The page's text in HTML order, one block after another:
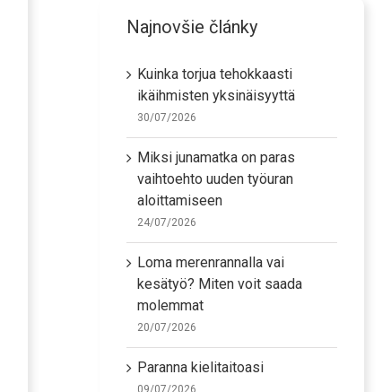
Najnovšie články
Kuinka torjua tehokkaasti
ikäihmisten yksinäisyyttä
30/07/2026
Miksi junamatka on paras
vaihtoehto uuden työuran
aloittamiseen
24/07/2026
Loma merenrannalla vai
kesätyö? Miten voit saada
molemmat
20/07/2026
Paranna kielitaitoasi
09/07/2026